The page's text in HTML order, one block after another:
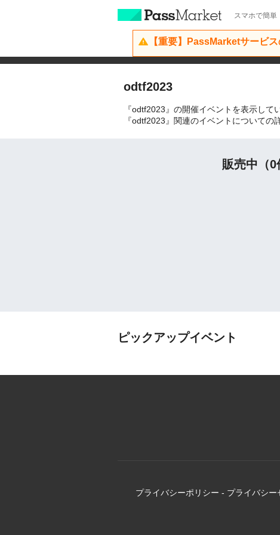
スマホで簡
【重要】PassMarketサービ
odtf2023
『odtf2023』の開催イベントを表示して
『odtf2023』関連のイベントについての
販売中（0
ピックアップイベント
プライバシーポリシー - プライバシー